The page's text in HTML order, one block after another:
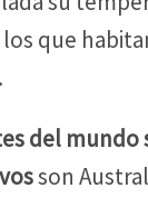
que
del mundo
son